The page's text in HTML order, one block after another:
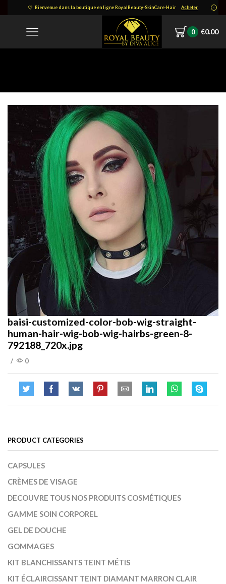
Bienvenue dans la boutique en ligne RoyalBeauty-SkinCare-Hair Acheter
0 €0.00
baisi-customized-color-bob-wig-straight-
human-hair-wig-bob-wig-hairbs-green-8-
792188_720x.jpg
/ 0
PRODUCT CATEGORIES
CAPSULES
CRÈMES DE VISAGE
DECOUVRE TOUS NOS PRODUITS COSMÉTIQUES
GAMME SOIN CORPOREL
GEL DE DOUCHE
GOMMAGES
KIT BLANCHISSANTS TEINT MÉTIS
KIT ÉCLAIRCISSANT TEINT DIAMANT MARRON CLAIR